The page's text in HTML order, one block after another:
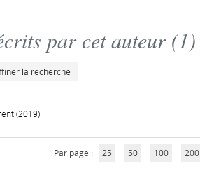
par cet auteur (1)
la recherche
(2019)
Par page : 25 50 100 200